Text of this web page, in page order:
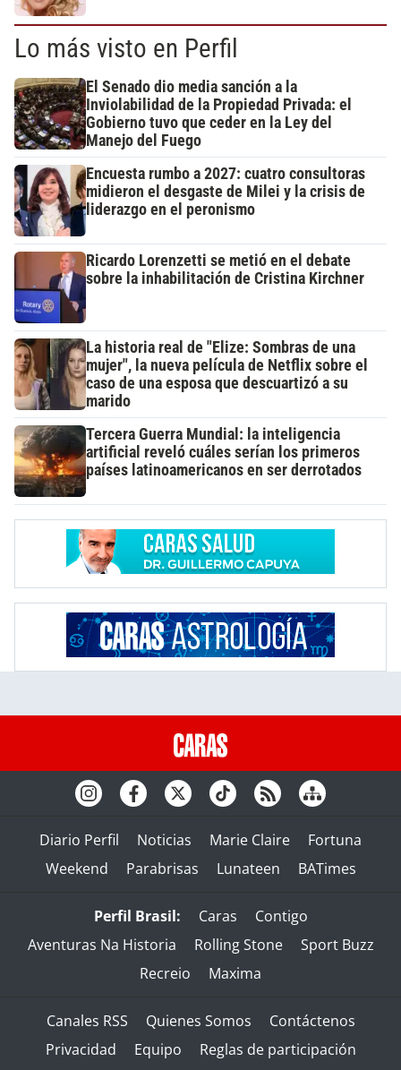
Lo más visto en Perfil
El Senado dio media sanción a la
Inviolabilidad de la Propiedad Privada: el
Gobierno tuvo que ceder en la Ley del
Manejo del Fuego
Encuesta rumbo a 2027: cuatro consultoras
midieron el desgaste de Milei y la crisis de
liderazgo en el peronismo
Ricardo Lorenzetti se metió en el debate
sobre la inhabilitación de Cristina Kirchner
La historia real de "Elize: Sombras de una
mujer", la nueva película de Netflix sobre el
caso de una esposa que descuartizó a su
marido
Tercera Guerra Mundial: la inteligencia
artificial reveló cuáles serían los primeros
países latinoamericanos en ser derrotados
Diario Perfil Noticias Marie Claire
Fortuna
Weekend
Parabrisas Lunateen BATimes
Perfil Brasil: Caras
Contigo
Aventuras Na Historia
Rolling Stone
Sport Buzz
Recreio
Maxima
Canales RSS Quienes Somos
Contáctenos
Privacidad
Equipo
Reglas de participación